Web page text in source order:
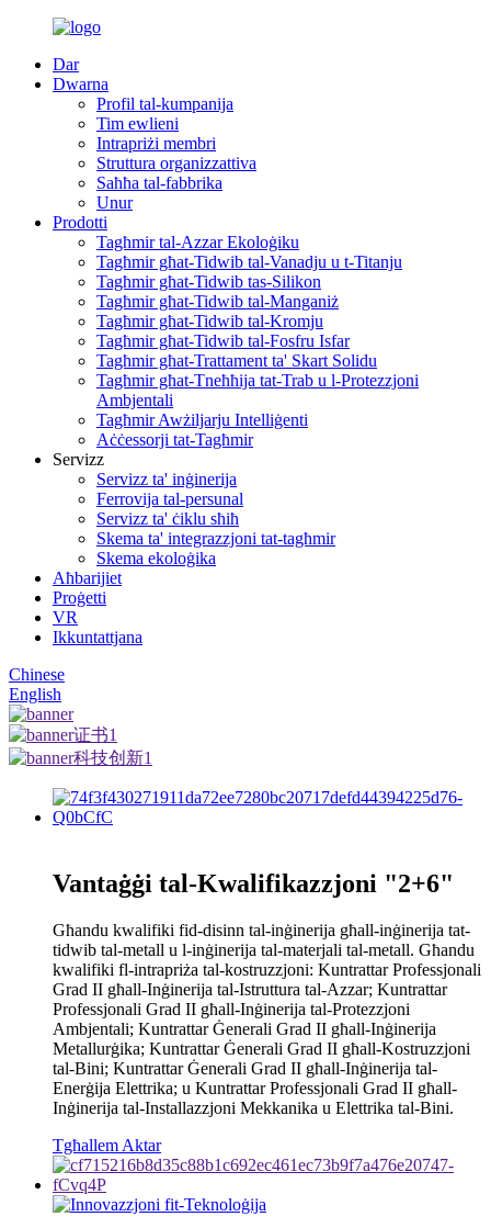
Dar
Dwarna
Profil tal-kumpanija
Tim ewlieni
Intrapriżi membri
Struttura organizzattiva
Saħħa tal-fabbrika
Unur
Prodotti
Tagħmir tal-Azzar Ekoloġiku
Tagħmir għat-Tidwib tal-Vanadju u t-Titanju
Tagħmir għat-Tidwib tas-Silikon
Tagħmir għat-Tidwib tal-Manganiż
Tagħmir għat-Tidwib tal-Kromju
Tagħmir għat-Tidwib tal-Fosfru Isfar
Tagħmir għat-Trattament ta' Skart Solidu
Tagħmir għat-Tneħħija tat-Trab u l-Protezzjoni
Ambjentali
Tagħmir Awżiljarju Intelliġenti
Aċċessorji tat-Tagħmir
Servizz
Servizz ta' inġinerija
Ferrovija tal-persunal
Servizz ta' ċiklu sħiħ
Skema ta' integrazzjoni tat-tagħmir
Skema ekoloġika
Aħbarijiet
Proġetti
VR
Ikkuntattjana
Chinese
English
Vantaġġi tal-Kwalifikazzjoni "2+6"
Għandu kwalifiki fid-disinn tal-inġinerija għall-inġinerija tat-
tidwib tal-metall u l-inġinerija tal-materjali tal-metall. Għandu
kwalifiki fl-intrapriża tal-kostruzzjoni: Kuntrattar Professjonali
Grad II għall-Inġinerija tal-Istruttura tal-Azzar; Kuntrattar
Professjonali Grad II għall-Inġinerija tal-Protezzjoni
Ambjentali; Kuntrattar Ġenerali Grad II għall-Inġinerija
Metallurġika; Kuntrattar Ġenerali Grad II għall-Kostruzzjoni
tal-Bini; Kuntrattar Ġenerali Grad II għall-Inġinerija tal-
Enerġija Elettrika; u Kuntrattar Professjonali Grad II għall-
Inġinerija tal-Installazzjoni Mekkanika u Elettrika tal-Bini.
Tgħallem Aktar